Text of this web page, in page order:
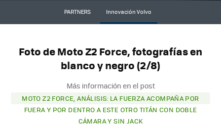
PARTNERS Innovación Volvo
Foto de Moto Z2 Force, fotografías en
blanco y negro (2/8)
Más información en el post
MOTO Z2 FORCE, ANÁLISIS: LA FUERZA ACOMPAÑA POR
FUERA Y POR DENTRO A ESTE OTRO TITÁN CON DOBLE
CÁMARA Y SIN JACK